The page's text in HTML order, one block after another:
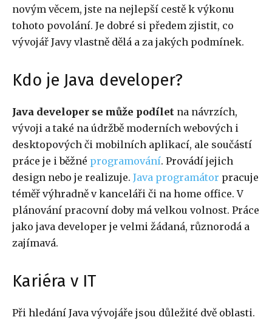
novým věcem, jste na nejlepší cestě k výkonu
tohoto povolání. Je dobré si předem zjistit, co
vývojář Javy vlastně dělá a za jakých podmínek.
Kdo je Java developer?
Java developer se může podílet na návrzích,
vývoji a také na údržbě moderních webových i
desktopových či mobilních aplikací, ale součástí
práce je i běžné programování. Provádí jejich
design nebo je realizuje. Java programátor pracuje
téměř výhradně v kanceláři či na home office. V
plánování pracovní doby má velkou volnost. Práce
jako java developer je velmi žádaná, různorodá a
zajímavá.
Kariéra v IT
Při hledání Java vývojáře jsou důležité dvě oblasti.